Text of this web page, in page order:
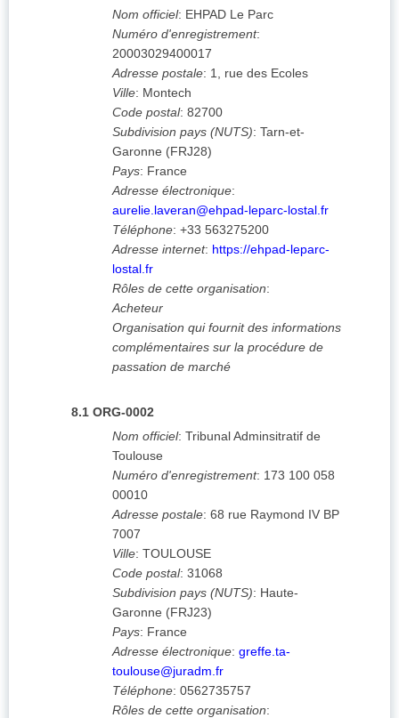
Nom officiel: EHPAD Le Parc
Numéro d'enregistrement:
20003029400017
Adresse postale: 1, rue des Ecoles
Ville: Montech
Code postal: 82700
Subdivision pays (NUTS): Tarn-et-
Garonne (FRJ28)
Pays: France
Adresse électronique:
aurelie.laveran@ehpad-leparc-lostal.fr
Téléphone: +33 563275200
Adresse internet: https://ehpad-leparc-
lostal.fr
Rôles de cette organisation:
Acheteur
Organisation qui fournit des informations
complémentaires sur la procédure de
passation de marché
8.1 ORG-0002
Nom officiel: Tribunal Adminsitratif de
Toulouse
Numéro d'enregistrement: 173 100 058
00010
Adresse postale: 68 rue Raymond IV BP
7007
Ville: TOULOUSE
Code postal: 31068
Subdivision pays (NUTS): Haute-
Garonne (FRJ23)
Pays: France
Adresse électronique: greffe.ta-
toulouse@juradm.fr
Téléphone: 0562735757
Rôles de cette organisation: